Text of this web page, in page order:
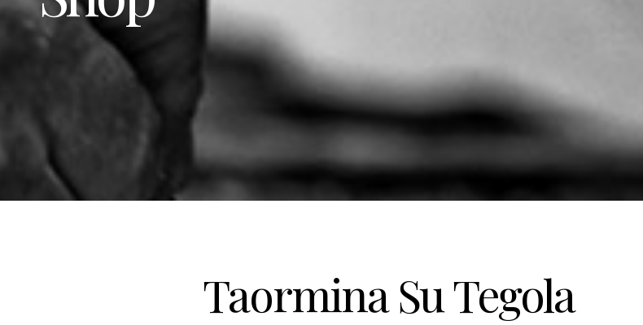
Taormina Su Tegola